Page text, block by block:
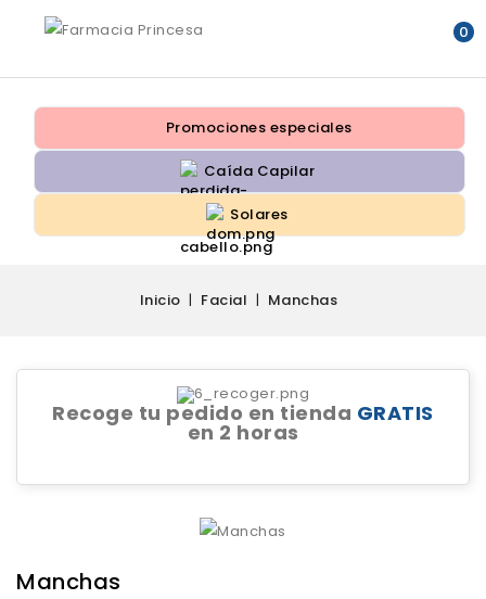
0
Promociones especiales
Caída Capilar
Solares
Inicio Facial Manchas
Recoge tu pedido en tienda GRATIS
en 2 horas
Manchas